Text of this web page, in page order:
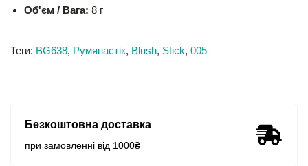
Об'єм / Вага: 8 г
Теги: BG638, Румянастік, Blush, Stick, 005
Безкоштовна доставка
при замовленні від 1000₴